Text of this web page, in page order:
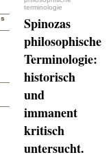
s
terminologie
Spinozas
philosophische
Terminologie:
historisch
und
immanent
kritisch
untersucht.